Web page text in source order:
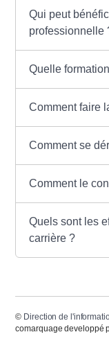
Qui peut
professionnelle
Quelle
Comment faire
Comment se
Comment le
Quels sont les
carrière ?
© Direction de
comarquage developpé